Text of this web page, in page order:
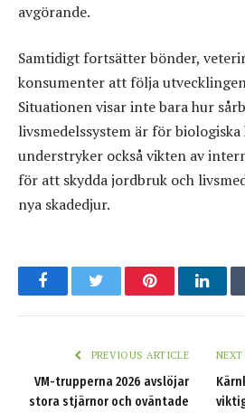
avgörande.
Samtidigt fortsätter bönder,
konsumenter att följa
Situationen visar inte bara hur
livsmedelssystem är för
understryker också vikten av
för att skydda jordbruk och
nya skadedjur.
FacebookTwitter Pinterest
PREVIOUS ARTICLE
VM-trupperna 2026 avslöjar
stora stjärnor och oväntade